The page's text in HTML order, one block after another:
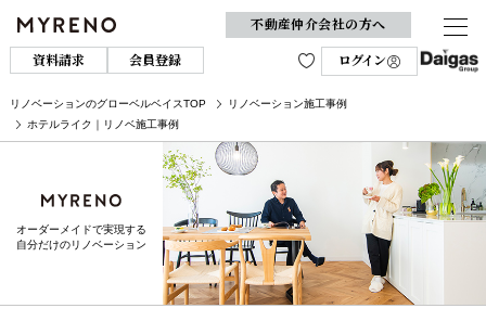
不動産仲介会社の方へ
資料請求
会員登録 ログイン
リノベーションのグローベルベイスTOP
リノベーション施工事例
ホテルライク｜リノベ施工事例
オーダーメイドで実現する
自分だけのリノベーション